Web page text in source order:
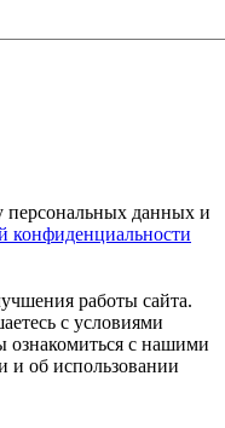
персональных данных и
конфиденциальности
работы сайта.
с условиями
ознакомиться с нашими
и об использовании